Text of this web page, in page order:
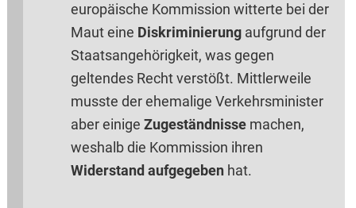
europäische Kommission witterte bei der
Maut eine Diskriminierungaufgrund der
Staatsangehörigkeit, was gegen
geltendes Recht verstößt. Mittlerweile
musste der ehemalige Verkehrsminister
aber einige Zugeständnissemachen,
weshalb die Kommission ihren
Widerstand aufgegeben hat.